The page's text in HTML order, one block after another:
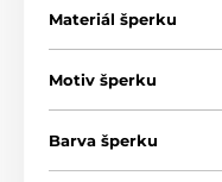
Materiál šperku
Motiv šperku
Barva šperku